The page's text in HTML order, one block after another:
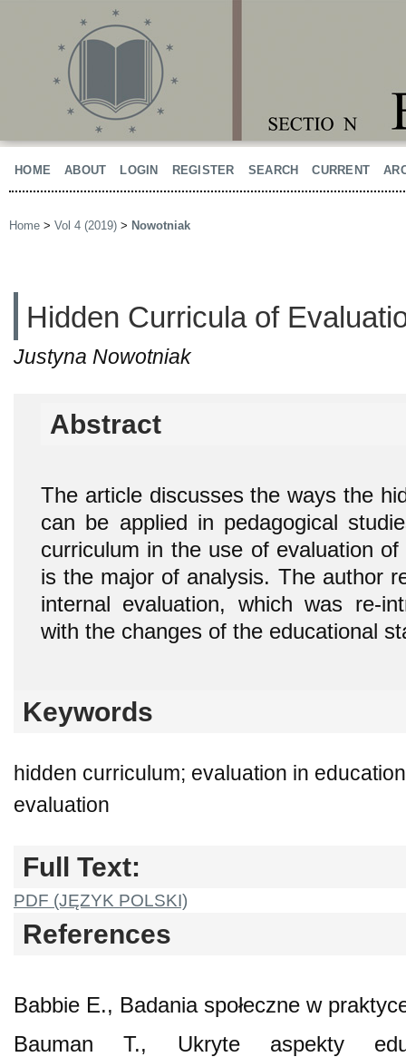
HOME ABOUT LOGIN REGISTER SEARCH CURRENT
Home > Vol 4 (2019) > Nowotniak
Hidden Curricula of
Justyna Nowotniak
Abstract
The article discusses the ways the
can be applied in pedagogical
curriculum in the use of evaluation
is the major of analysis. The author
internal evaluation, which was re-
with the changes of the educational
Keywords
hidden curriculum; evaluation in
evaluation
Full Text:
PDF (JĘZYK POLSKI)
References
Babbie E., Badania społeczne w
Bauman T., Ukryte aspekty